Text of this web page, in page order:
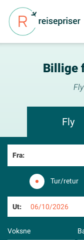
Billige
Fly
Fra:
Tur/retur
Ut: 06/10/2026
Voksne